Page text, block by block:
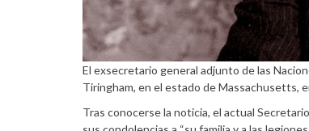
El exsecretario general adjunto de las
Tiringham, en el estado de Massachusetts,
Tras conocerse la noticia, el actual